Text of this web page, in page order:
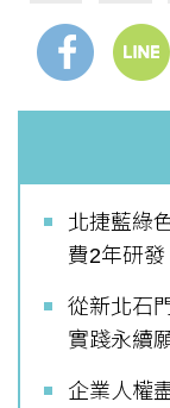
北捷藍綠
費2年研
從新北石
實踐永續
企業人權